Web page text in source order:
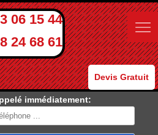
06 15 44
24 68 61
Devis Gratuit
immédiatement: